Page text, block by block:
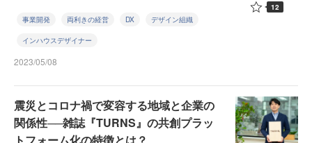
事業開発 両利きの経営 DX デザイン組織
インハウスデザイナー
2023/05/08
12
震災とコロナ禍で変容する地域と企業の
関係性──雑誌『TURNS』の共創プラッ